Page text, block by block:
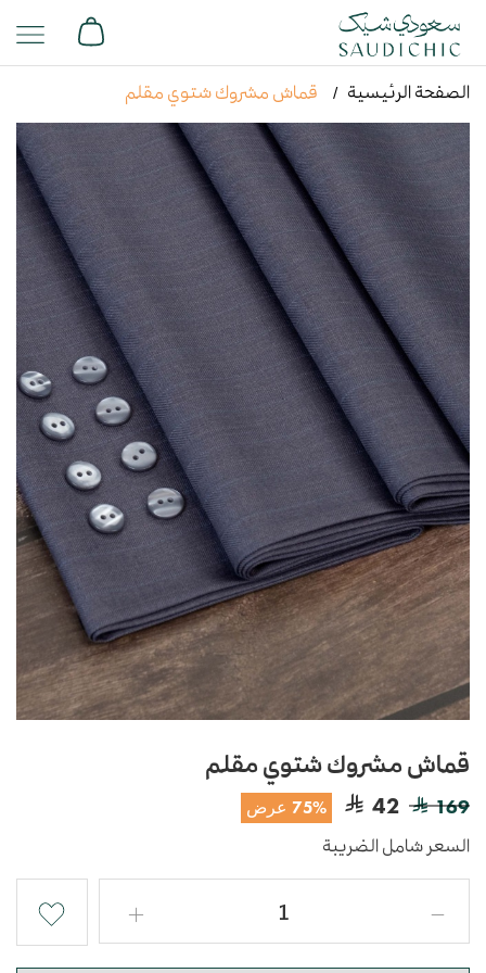
الصفحة الرئيسية قماش مشروك شتوي مقلم
قماش مشروك شتوي مقلم
169
42 75% عرض
السعر شامل الضريبة